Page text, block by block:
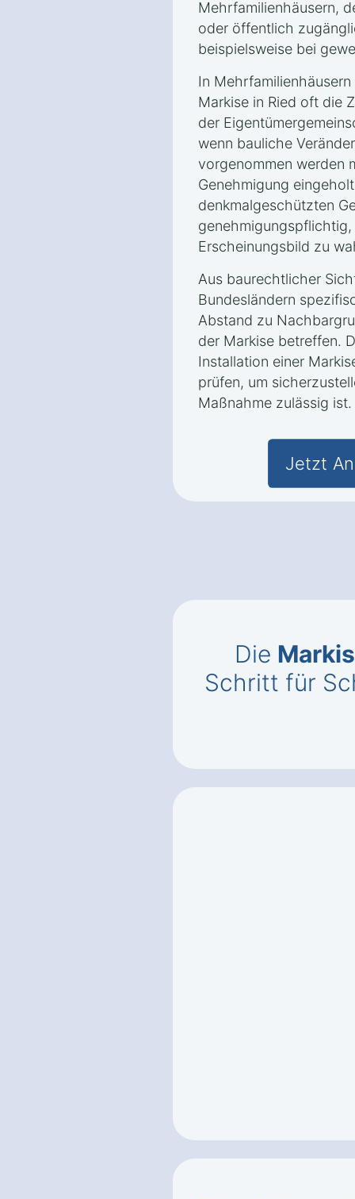
Mehrfamilienhäusern,
oder öffentlich
beispielsweise bei
In
Markise in Ried oft die
der
wenn bauliche
vorgenommen werden
Genehmigung
denkmalgeschützten
genehmigungspflichtig,
Erscheinungsbild zu
Aus baurechtlicher
Bundesländern
Abstand zu
der Markise betreffen.
Installation einer
prüfen, um
Maßnahme zulässig ist.
Jetzt
Die
Schritt für